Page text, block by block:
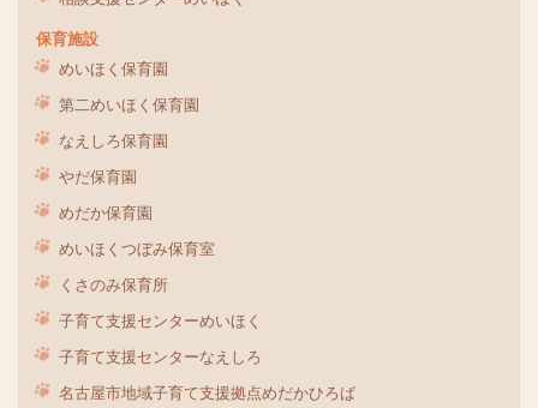
保育施設
めいほく保育園
第二めいほく保育園
なえしろ保育園
やだ保育園
めだか保育園
めいほくつぼみ保育室
くさのみ保育所
子育て支援センターめいほく
子育て支援センターなえしろ
名古屋市地域子育て支援拠点めだかひろば